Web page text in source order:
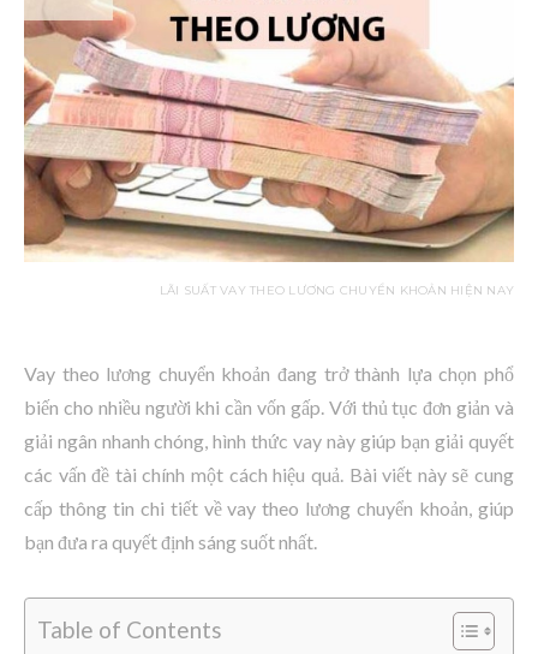
LÃI SUẤT VAY THEO LƯƠNG CHUYỂN KHOẢN HIỆN NAY
Vay theo lương chuyển khoản đang trở thành lựa chọn phổ
biến cho nhiều người khi cần vốn gấp. Với thủ tục đơn giản và
giải ngân nhanh chóng, hình thức vay này giúp bạn giải quyết
các vấn đề tài chính một cách hiệu quả. Bài viết này sẽ cung
cấp thông tin chi tiết về vay theo lương chuyển khoản, giúp
bạn đưa ra quyết định sáng suốt nhất.
Table of Contents